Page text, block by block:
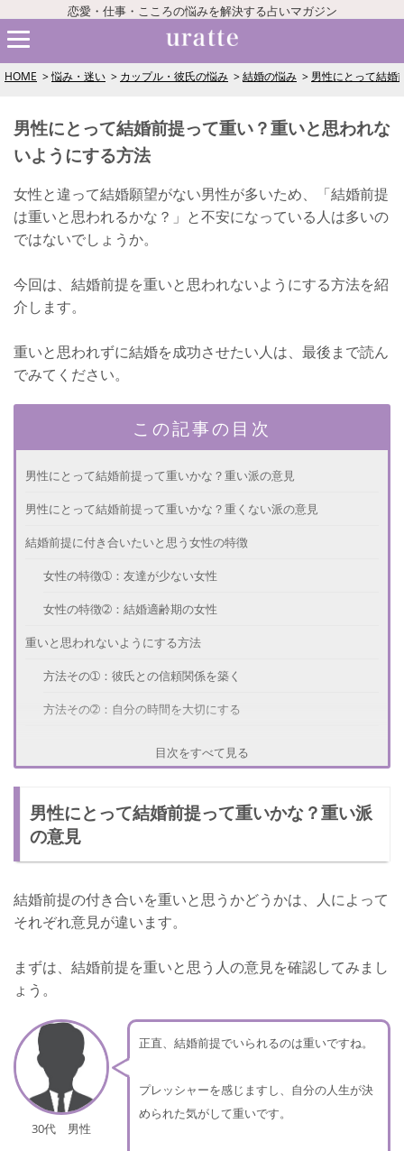
恋愛・仕事・こころの悩みを解決する占いマガジン
HOME 悩み・迷い カップル・彼氏の悩み 結婚の悩み 男性にとって結婚
男性にとって結婚前提って重い？重いと思われな
いようにする方法
女性と違って結婚願望がない男性が多いため、「結婚前提
は重いと思われるかな？」と不安になっている人は多いの
ではないでしょうか。
今回は、結婚前提を重いと思われないようにする方法を紹
介します。
重いと思われずに結婚を成功させたい人は、最後まで読ん
でみてください。
この記事の目次
男性にとって結婚前提って重いかな？重い派の意見
男性にとって結婚前提って重いかな？重くない派の意見
結婚前提に付き合いたいと思う女性の特徴
女性の特徴➀：友達が少ない女性
女性の特徴➁：結婚適齢期の女性
重いと思われないようにする方法
方法その➀：彼氏との信頼関係を築く
方法その➁：自分の時間を大切にする
目次をすべて見る
男性にとって結婚前提って重いかな？重い派
の意見
結婚前提の付き合いを重いと思うかどうかは、人によって
それぞれ意見が違います。
まずは、結婚前提を重いと思う人の意見を確認してみまし
ょう。
30代 男性
正直、結婚前提でいられるのは重いですね。
プレッシャーを感じますし、自分の人生が決
められた気がして重いです。